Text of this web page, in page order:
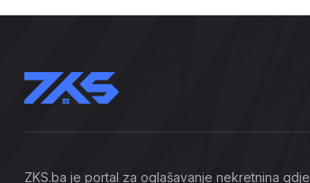
ZKS.ba je portal za oglašavanje nekretnina gdje